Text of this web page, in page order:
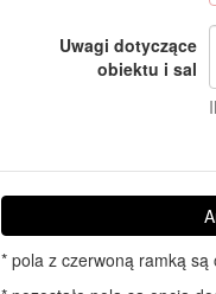
Uwagi dotyczące
obiektu i sal
* pola z czerwoną ramką są